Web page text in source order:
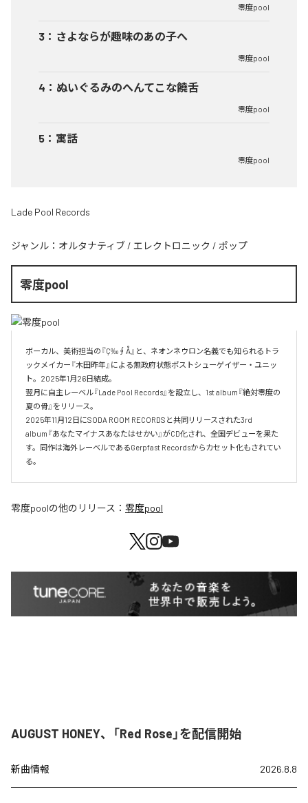
零度pool
3 ： さよならが趣味のあの子へ
零度pool
4 ： ぬいぐるみのへんてこな饒舌
零度pool
5 ： 寓話
零度pool
Lade Pool Records
ジャンル： オルタナティブ / エレクトロニック / ポップ
零度pool
ボーカル、美術担当の『Ç‰∮Å』と、ネオンネウロン名義でも知られるトラ
ックメイカー『木田昨年』による無政府状態ポストシューゲイザー・ユニッ
ト。2025年1月26日結成。
翌月に自主レーベル『Lade Pool Records』を設立し、1st album『絶対零度の
夏の骨』をリリース。
2025年11月12日にSODA ROOM RECORDSと共同リリースされた3rd
album『あなたマイナスあなたはせかい』がCD化され、全国デビューを果た
す。同作は海外レーベルであるGerpfast Recordsからカセット化もされてい
る。
零度poolの他のリリース： 零度pool
AUGUST HONEY、「Red Rose」を配信開始
新曲情報 2026.8.8